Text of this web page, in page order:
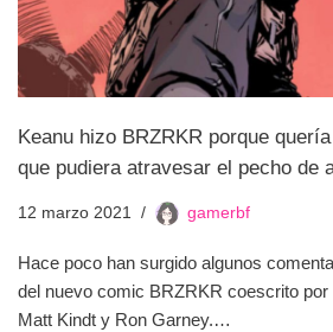
Keanu hizo BRZRKR porque
que pudiera atravesar el pecho de
12 marzo 2021 gamerbf
Hace poco han surgido algunos
del nuevo comic BRZRKR coescrito
Matt Kindt y Ron Garney.…